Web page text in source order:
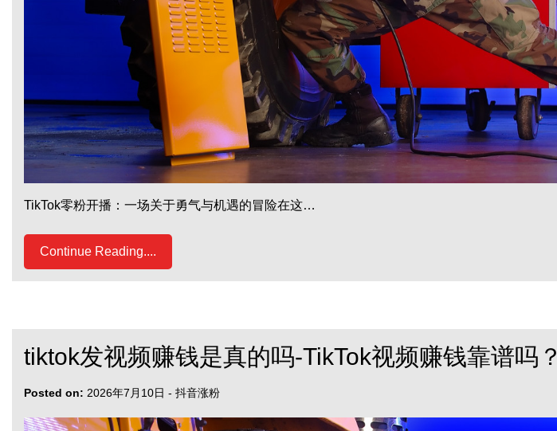
TikTok零粉开播：一场关于勇气与机遇的冒险在这…
Continue Reading....
tiktok发视频赚钱是真的吗-TikTok视频赚钱靠谱吗？
Posted on: 2026年7月10日 - 抖音涨粉